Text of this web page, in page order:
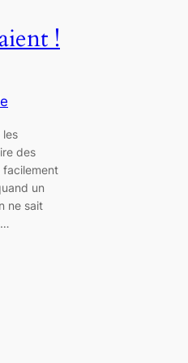
!
les
des
facilement
un
ne sait